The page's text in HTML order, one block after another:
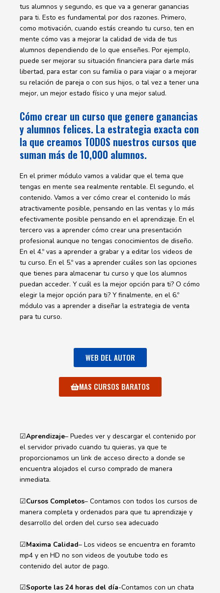
tus alumnos y segundo, es que va a generar ganancias
para ti. Esto es fundamental por dos razones. Primero,
como motivación, cuando estás creando tu curso, ten en
mente cómo vas a mejorar la calidad de vida de tus
alumnos dependiendo de lo que enseñes. Por ejemplo,
puede ser mejorar su situación financiera para darle más
libertad, para estar con su familia o para viajar o a mejorar
su relación de pareja o con sus hijos, o tal vez a tener una
mejor, un mejor estado físico y una mejor salud.
Cómo crear un curso que genere ganancias
y alumnos felices. La estrategia exacta con
la que creamos TODOS nuestros cursos que
suman más de 10,000 alumnos.
En el primer módulo vamos a validar que el tema que
tengas en mente sea realmente rentable. El segundo, el
contenido. Vamos a ver cómo crear el contenido lo más
atractivamente posible, pensando en las ventas y lo más
efectivamente posible pensando en el aprendizaje. En el
tercero vas a aprender cómo crear una presentación
profesional aunque no tengas conocimientos de diseño.
En el 4.º vas a aprender a grabar y a editar los videos de
tu curso. En el 5.º vas a aprender cuáles son las opciones
que tienes para almacenar tu curso y que los alumnos
puedan acceder. Y cuál es la mejor opción para ti? O cómo
elegir la mejor opción para ti? Y finalmente, en el 6.º
módulo vas a aprender a diseñar la estrategia de venta
para tu curso.
WEB DEL AUTOR
MAS CURSOS BARATOS
☑Aprendizaje– Puedes ver y descargar el contenido por
el servidor privado cuando tu quieras, ya que te
proporcionamos un link de acceso directo a donde se
encuentra alojados el curso comprado de manera
inmediata.
☑Cursos Completos– Contamos con todos los cursos de
manera completa y ordenados para que tu aprendizaje y
desarrollo del orden del curso sea adecuado
☑Maxima Calidad– Los videos se encuentra en foramto
mp4 y en HD no son videos de youtube todo es
contenido del autor de pago.
☑Soporte las 24 horas del día-Contamos con un chata